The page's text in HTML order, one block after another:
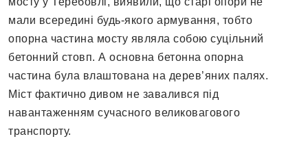
мали всередині будь-якого армування, тобто
опорна частина мосту являла собою суцільний
бетонний стовп. А основна бетонна опорна
частина була влаштована на дерев’яних палях.
Міст фактично дивом не завалився під
навантаженням сучасного великовагового
транспорту.